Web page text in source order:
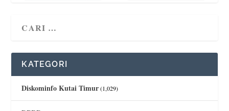
KATEGORI
Diskominfo Kutai Timur(1,029)